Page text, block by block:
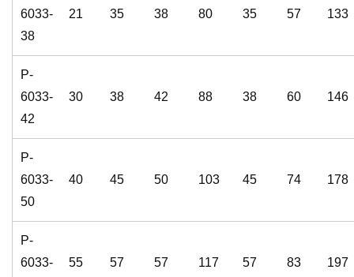
6033-
38
21 35 38 80 35 57 133
P-
6033-
42
30 38 42 88 38 60 146
P-
6033-
50
40 45 50 103 45 74 178
P-
6033-
55 57 57 117 57 83 197